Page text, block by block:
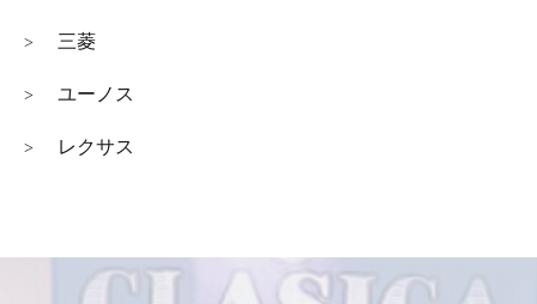
> 三菱
> ユーノス
> レクサス